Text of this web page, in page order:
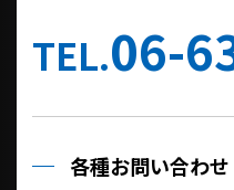
TEL.06-
各種お問い合わせ